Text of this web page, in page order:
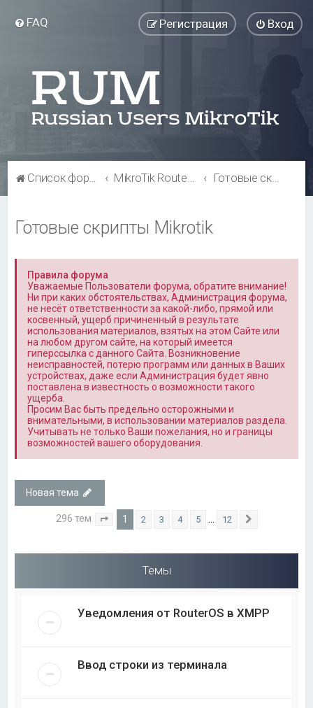
FAQ Вход
Регистрация
Список форумов MikroTik RouterOS Готовые скрипты Mikrotik
Готовые скрипты Mikrotik
Правила форума
Уважаемые Пользователи форума, обратите внимание!
Ни при каких обстоятельствах, Администрация форума,
не несёт ответственности за какой-либо, прямой или
косвенный, ущерб причиненный в результате
использования материалов, взятых на этом Сайте или
на любом другом сайте, на который имеется
гиперссылка с данного Сайта. Возникновение
неисправностей, потерю программ или данных в Ваших
устройствах, даже если Администрация будет явно
поставлена в известность о возможности такого
ущерба.
Просим Вас быть предельно осторожными и
внимательными, в использовании материалов раздела.
Учитывать не только Ваши пожелания, но и границы
возможностей вашего оборудования.
Новая тема
296 тем Страница из 12
1 2 3 4 5 12
Темы
Уведомления от RouterOS в XMPP
Ввод строки из терминала